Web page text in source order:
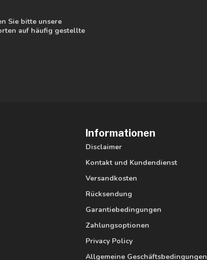
Sie bitte unsere
auf häufig gestellte
Informationen
Disclaimer
Kontakt und Kundendienst
Versandkosten
Rücksendung
Garantiebedingungen
Zahlungsoptionen
Privacy Policy
Allgemeine Geschäftsbedingungen